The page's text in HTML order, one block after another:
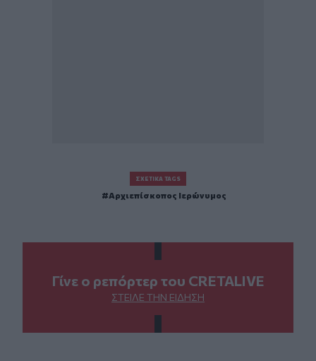
ΣΧΕΤΙΚΆ TAGS
Αρχιεπίσκοπος Ιερώνυμος
Γίνε ο ρεπόρτερ του CRETALIVE
ΣΤΕΊΛΕ ΤΗΝ ΕΊΔΗΣΗ